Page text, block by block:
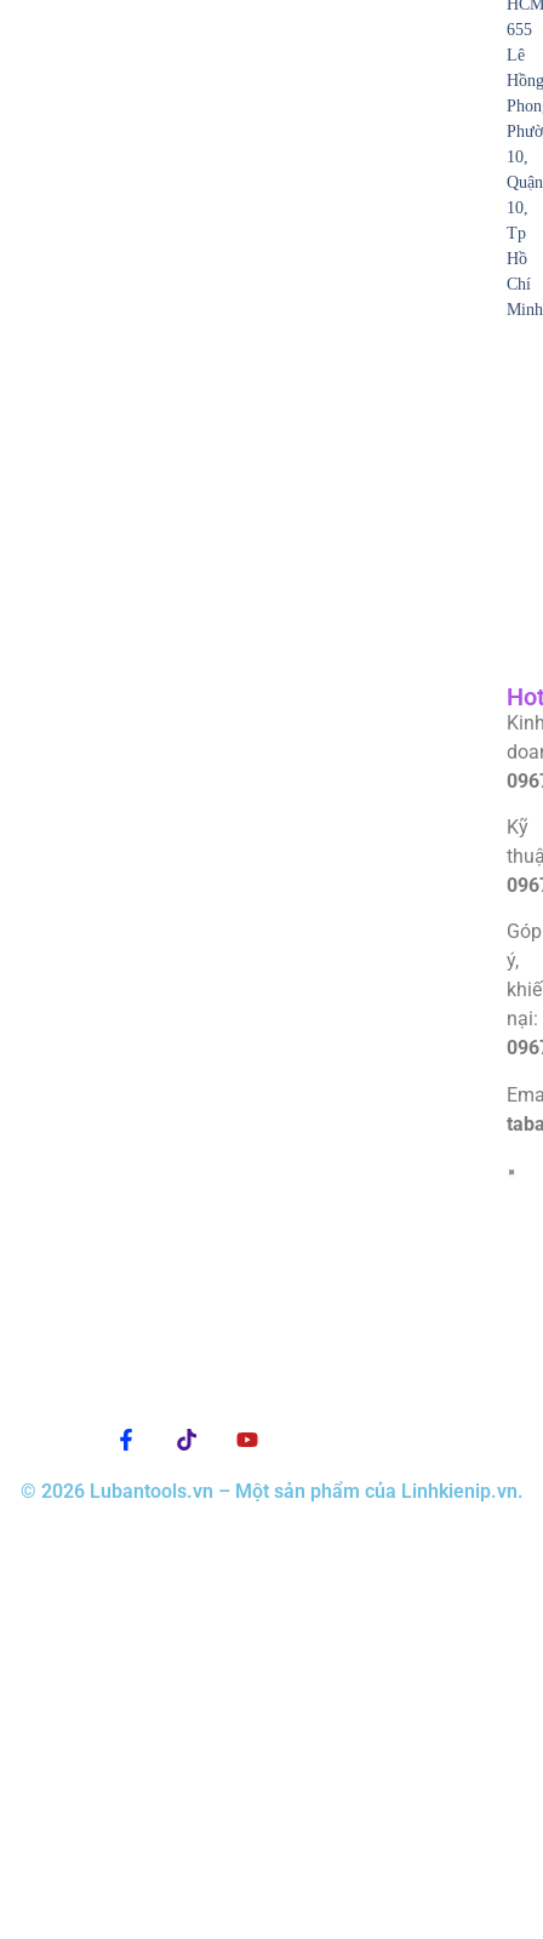
655
Lê
Hồng
10,
Quận
10,
Tp
Hồ
Chí
Minh
Kỹ
Góp
ý,
nại:
© 2026 Lubantools.vn – Một sản phẩm của Linhkienip.vn.